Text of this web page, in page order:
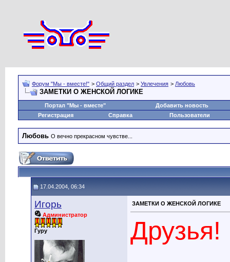
Форум "Мы - вместе!" > Общий раздел > Увлечения > Любовь
ЗАМЕТКИ О ЖЕНСКОЙ ЛОГИКЕ
Портал "Мы - вместе"
Добавить новость
Регистрация
Справка Пользователи
Любовь О вечно прекрасном чувстве...
17.04.2004, 06:34
Игорь
Администратор
Гуру
ЗАМЕТКИ О ЖЕНСКОЙ ЛОГИКЕ
Друзья!